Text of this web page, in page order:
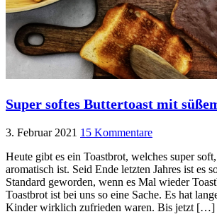
Super softes Buttertoast mit
3. Februar 2021 15 Kommentare
Heute gibt es ein Toastbrot, welches super
aromatisch ist. Seid Ende letzten Jahres ist es
Standard geworden, wenn es Mal wieder
Toastbrot ist bei uns so eine Sache. Es hat
Kinder wirklich zufrieden waren. Bis jetzt […]